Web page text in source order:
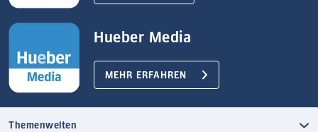
Hueber Media
MEHR ERFAHREN
Themenwelten